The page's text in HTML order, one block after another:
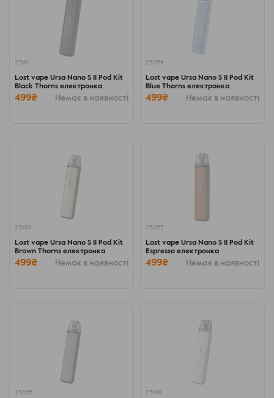
23110
Lost vape Ursa Nano S II Pod Kit
Black Thorns електронка
499₴ Немає в наявності
23054
Lost vape Ursa Nano S II Pod Kit
Blue Thorns електронка
499₴ Немає в наявності
23109
Lost vape Ursa Nano S II Pod Kit
Brown Thorns електронка
499₴ Немає в наявності
23053
Lost vape Ursa Nano S II Pod Kit
Espresso електронка
499₴ Немає в наявності
23055 23108